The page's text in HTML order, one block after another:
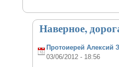
Наверное,
Протоиерей Алексий
03/06/2012 - 18:56